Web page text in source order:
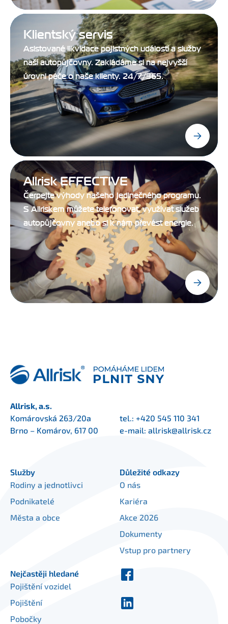
Klientský servis
Asistované likvidace pojistných událostí a služby
naší autopůjčovny. Zakládáme si na nejvyšší
úrovni péče o naše klienty. 24/7/365.
Allrisk EFFECTIVE
Čerpejte výhody našeho jedinečného programu.
S Allriskem můžete telefonovat, využívat služeb
autopůjčovny anebo si k nám převést energie.
Allrisk, a.s.
Komárovská 263/20a
Brno – Komárov, 617 00
tel.: +420 545 110 341
e-mail: allrisk@allrisk.cz
Služby
Rodiny a jednotlivci
Podnikatelé
Města a obce
Důležité odkazy
O nás
Kariéra
Akce 2026
Dokumenty
Vstup pro partnery
Nejčastěji hledané
Pojištění vozidel
Pojištění
Pobočky